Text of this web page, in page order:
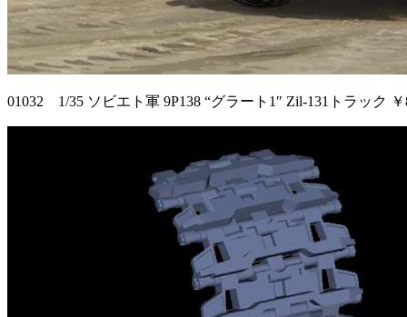
01032 1/35 ソビエト軍 9P138 “グラート1″ Zil-131トラック